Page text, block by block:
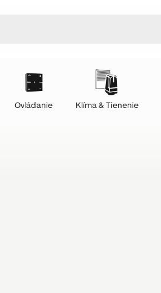
Ovládanie Klíma & Tienenie